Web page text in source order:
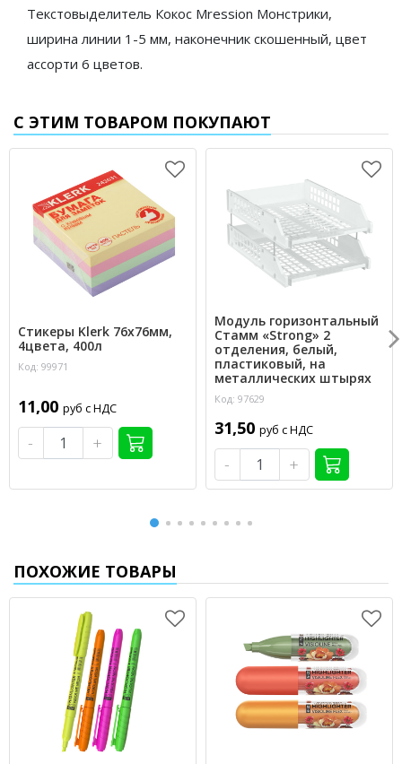
Текстовыделитель Кокос Mression Монстрики,
ширина линии 1-5 мм, наконечник скошенный, цвет
ассорти 6 цветов.
С ЭТИМ ТОВАРОМ ПОКУПАЮТ
Стикеры Klerk 76х76мм,
4цвета, 400л
Код: 99971
11,00 руб с НДС
- +
Модуль горизонтальный
Стамм «Strong» 2
отделения, белый,
пластиковый, на
металлических штырях
Код: 97629
31,50 руб с НДС
- +
ПОХОЖИЕ ТОВАРЫ